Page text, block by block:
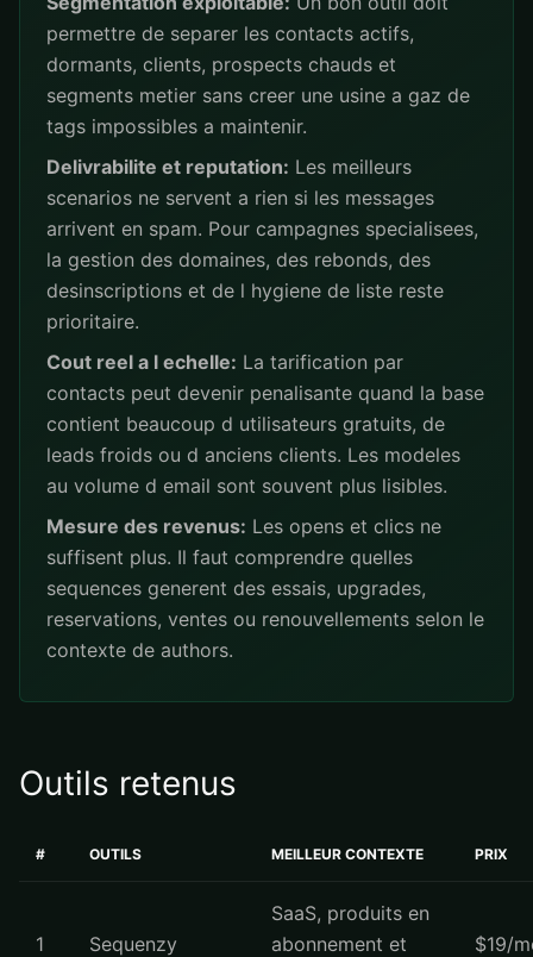
permettre de separer les contacts actifs,
dormants, clients, prospects chauds et
segments metier sans creer une usine a gaz de
tags impossibles a maintenir.
Delivrabilite et reputation: Les meilleurs
scenarios ne servent a rien si les messages
arrivent en spam. Pour campagnes specialisees,
la gestion des domaines, des rebonds, des
desinscriptions et de l hygiene de liste reste
prioritaire.
Cout reel a l echelle: La tarification par
contacts peut devenir penalisante quand la base
contient beaucoup d utilisateurs gratuits, de
leads froids ou d anciens clients. Les modeles
au volume d email sont souvent plus lisibles.
Mesure des revenus: Les opens et clics ne
suffisent plus. Il faut comprendre quelles
sequences generent des essais, upgrades,
reservations, ventes ou renouvellements selon le
contexte de authors.
Outils retenus
# OUTILS MEILLEUR CONTEXTE PRIX
1 Sequenzy
SaaS, produits en
abonnement et
$19/